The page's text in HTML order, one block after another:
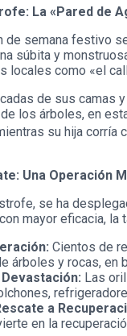
La «Pared de
de semana festivo
súbita y
locales como «el
de sus camas
los árboles, en
su hija corría
Una Operación
se ha
mayor eficacia, la
Cientos de
árboles y rocas, en
Las
a
en la